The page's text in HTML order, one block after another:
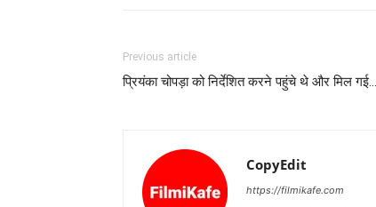
Previous article
प्रियंका चोपड़ा को निर्देशित करने पहुंचे थे और मिल
CopyEdit
https://filmikafe.com